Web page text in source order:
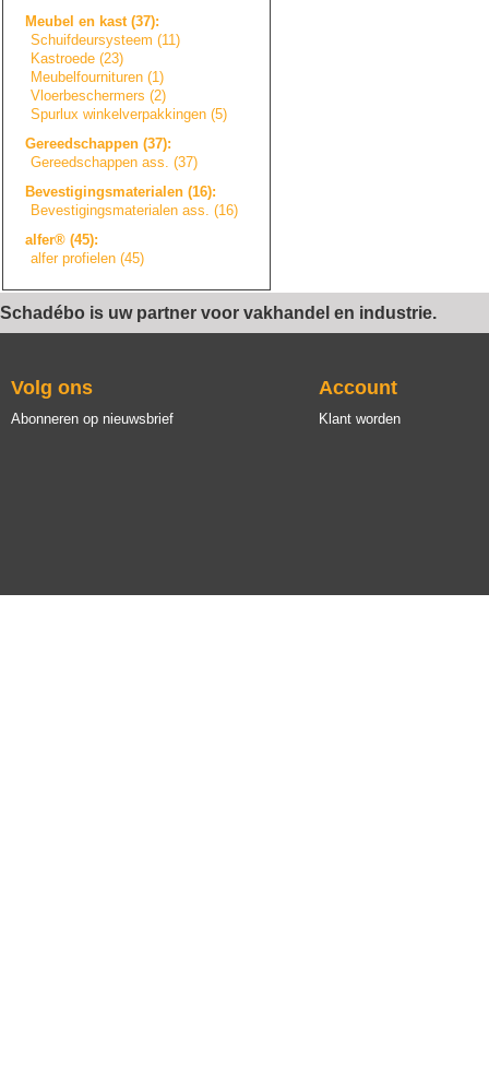
Meubel en kast (37):
Schuifdeursysteem (11)
Kastroede (23)
Meubelfournituren (1)
Vloerbeschermers (2)
Spurlux winkelverpakkingen (5)
Gereedschappen (37):
Gereedschappen ass. (37)
Bevestigingsmaterial en (16):
Bevestigingsmaterialen ass. (16)
alfer® (45):
alfer profielen (45)
Schadébo is uw partner voor vakhandel en industrie.
Volg ons
Abonneren op nieuwsbrief
Account
Klant worden